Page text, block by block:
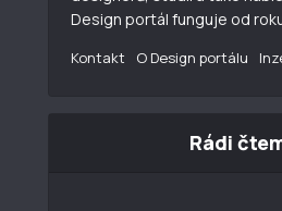
Design portál funguje od
Kontakt O Design portálu
Rádi